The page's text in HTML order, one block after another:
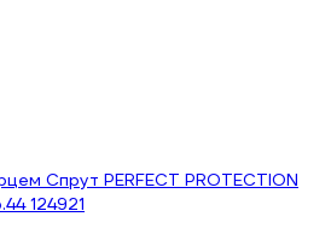
Спрут PERFECT PROTECTION
124921